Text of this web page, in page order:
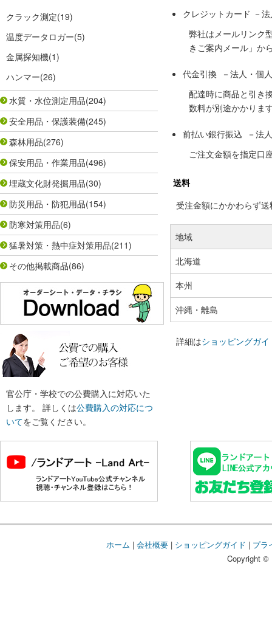
クラック測定(19)
温度データロガー(5)
金属探知機(1)
ハンマー(26)
水質・水位測定用品(204)
安全用品・保護装備(245)
森林用品(276)
保安用品・作業用品(496)
埋蔵文化財発掘用品(30)
防災用品・防犯用品(154)
防寒対策用品(6)
猛暑対策・熱中症対策用品(211)
その他掲載商品(86)
官公庁・学校での公費購入に対応いた
します。 詳しくは公費購入の対応につ
いてをご覧ください。
クレジットカード －
弊社はメールリンク
きご案内メール」か
代金引換 －法人・個
配達時に商品と引き
数料が別途かかりま
前払い銀行振込 －法
ご注文金額を指定口
送料
受注金額にかかわらず
地域
北海道
本州
沖縄・離島
詳細はショッピングガイ
ホーム | 会社概要| ショッピングガイド | プラ
Copyright ©